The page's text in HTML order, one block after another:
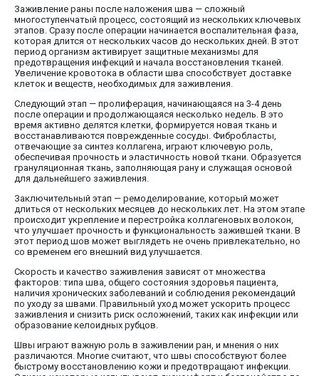
Заживление раны после наложения шва — сложный
многоступенчатый процесс, состоящий из нескольких ключевых
этапов. Сразу после операции начинается воспалительная фаза,
которая длится от нескольких часов до нескольких дней. В этот
период организм активирует защитные механизмы для
предотвращения инфекций и начала восстановления тканей.
Увеличение кровотока в области шва способствует доставке
клеток и веществ, необходимых для заживления.
Следующий этап — пролиферация, начинающаяся на 3-4 день
после операции и продолжающаяся несколько недель. В это
время активно делятся клетки, формируется новая ткань и
восстанавливаются поврежденные сосуды. Фибробласты,
отвечающие за синтез коллагена, играют ключевую роль,
обеспечивая прочность и эластичность новой ткани. Образуется
грануляционная ткань, заполняющая рану и служащая основой
для дальнейшего заживления.
Заключительный этап — ремоделирование, который может
длиться от нескольких месяцев до нескольких лет. На этом этапе
происходит укрепление и перестройка коллагеновых волокон,
что улучшает прочность и функциональность зажившей ткани. В
этот период шов может выглядеть не очень привлекательно, но
со временем его внешний вид улучшается.
Скорость и качество заживления зависят от множества
факторов: типа шва, общего состояния здоровья пациента,
наличия хронических заболеваний и соблюдения рекомендаций
по уходу за швами. Правильный уход может ускорить процесс
заживления и снизить риск осложнений, таких как инфекции или
образование келоидных рубцов.
Швы играют важную роль в заживлении ран, и мнения о них
различаются. Многие считают, что швы способствуют более
быстрому восстановлению кожи и предотвращают инфекции.